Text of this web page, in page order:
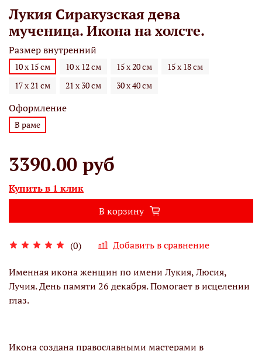
Лукия Сиракузская дева
мученица. Икона на холсте.
(0) Добавить в сравнение
Размер внутренний
10 х 15 см 10 х 12 см 15 х 20 см
15 х 18 см
17 х 21 см
21 х 30 см 30 х 40 см
Оформление
В раме
3390.00 руб
Купить в 1 клик
В корзину
Именная икона женщин по имени Лукия, Люсия,
Лучия. День памяти 26 декабря. Помогает в исцелении
глаз.
Икона создана православными мастерами в